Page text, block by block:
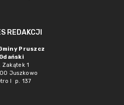
REDAKCJI
Pruszcz
Gdański
Zakątek 1
Juszkowo
I p. 137